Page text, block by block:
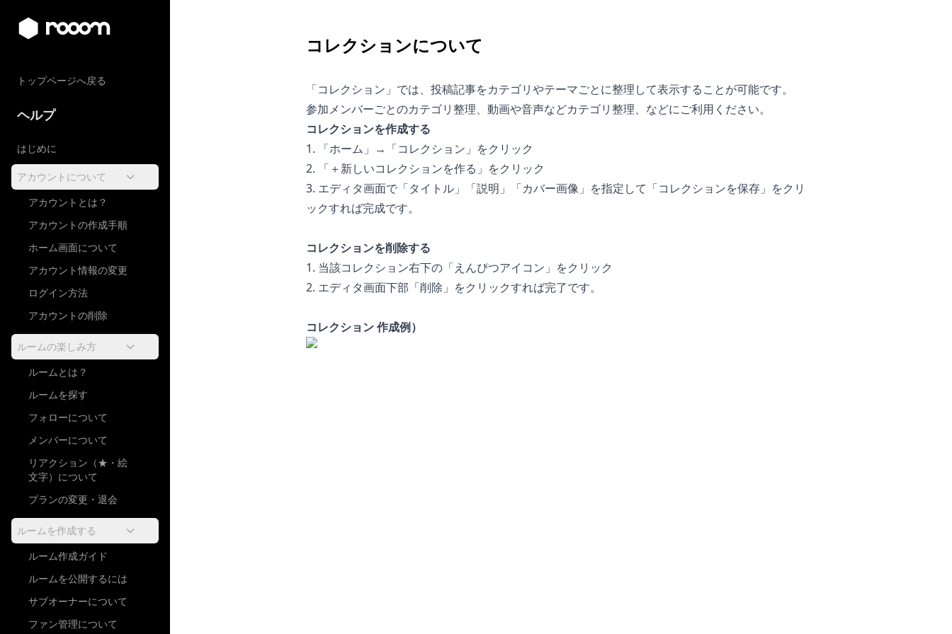
トップページへ戻る
ヘルプ
はじめに
アカウントについて
アカウントとは？
アカウントの作成手順
ホーム画面について
アカウント情報の変更
ログイン方法
アカウントの削除
ルームの楽しみ方
ルームとは？
ルームを探す
フォローについて
メンバーについて
リアクション（★・絵
文字）について
プランの変更・退会
ルームを作成する
ルーム作成ガイド
ルームを公開するには
サブオーナーについて
ファン管理について
コレクションについて
「コレクション」では、投稿記事をカテゴリやテーマごとに整理して表示することが可能です。
参加メンバーごとのカテゴリ整理、動画や音声などカテゴリ整理、などにご利用ください。
コレクションを作成する
1. 「ホーム」→「コレクション」をクリック
2. 「＋新しいコレクションを作る」をクリック
3. エディタ画面で「タイトル」「説明」「カバー画像」を指定して「コレクションを保存」をクリ
ックすれば完成です。
コレクションを削除する
1. 当該コレクション右下の「えんぴつアイコン」をクリック
2. エディタ画面下部「削除」をクリックすれば完了です。
コレクション 作成例）